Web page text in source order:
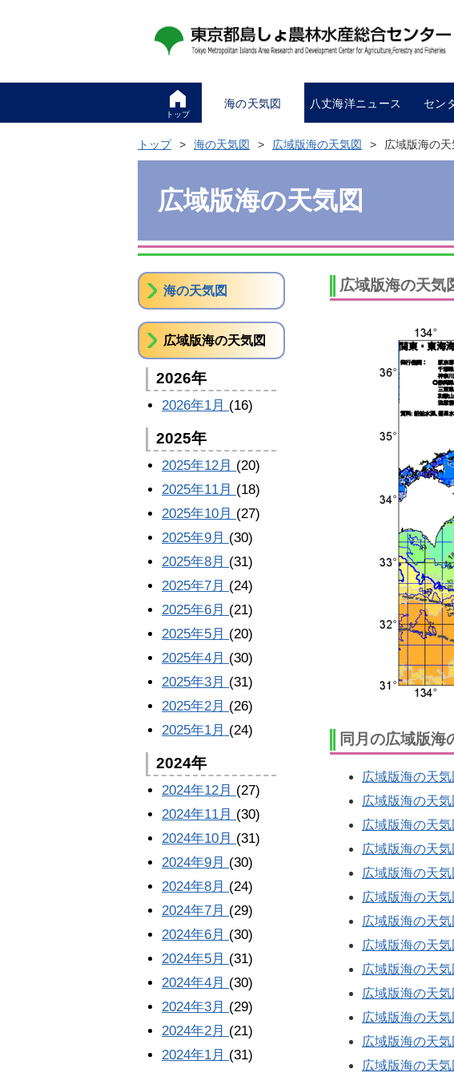
トップ
海の天気図 八丈海洋ニュース セン
トップ 海の天気図 広域版海の天気図 広域版海の
広域版海の天気図
広域版海の天気
同月の広域版海
広域版海の天
広域版海の天
広域版海の天
広域版海の天
広域版海の天
広域版海の天
広域版海の天
広域版海の天
広域版海の天
広域版海の天
広域版海の天
広域版海の天
広域版海の天
海の天気図
広域版海の天気図
2026年
2026年1月 (16)
2025年
2025年12月 (20)
2025年11月 (18)
2025年10月 (27)
2025年9月 (30)
2025年8月 (31)
2025年7月 (24)
2025年6月 (21)
2025年5月 (20)
2025年4月 (30)
2025年3月 (31)
2025年2月 (26)
2025年1月 (24)
2024年
2024年12月 (27)
2024年11月 (30)
2024年10月 (31)
2024年9月 (30)
2024年8月 (24)
2024年7月 (29)
2024年6月 (30)
2024年5月 (31)
2024年4月 (30)
2024年3月 (29)
2024年2月 (21)
2024年1月 (31)